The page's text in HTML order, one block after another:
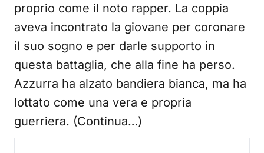
proprio come il noto rapper. La coppia
aveva incontrato la giovane per coronare
il suo sogno e per darle supporto in
questa battaglia, che alla fine ha perso.
Azzurra ha alzato bandiera bianca, ma ha
lottato come una vera e propria
guerriera. (Continua…)